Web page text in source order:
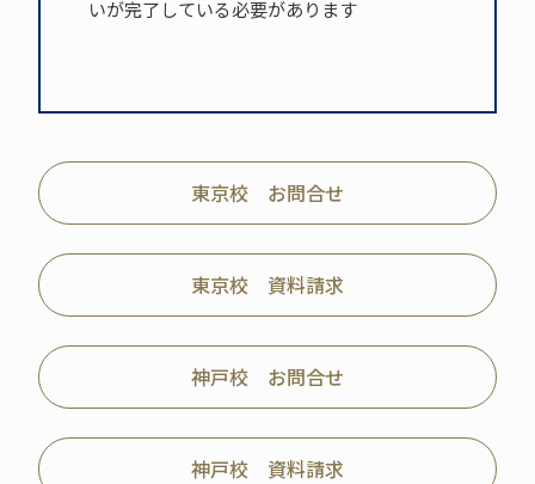
いが完了している必要があります
東京校 お問合せ
東京校 資料請求
神戸校 お問合せ
神戸校 資料請求